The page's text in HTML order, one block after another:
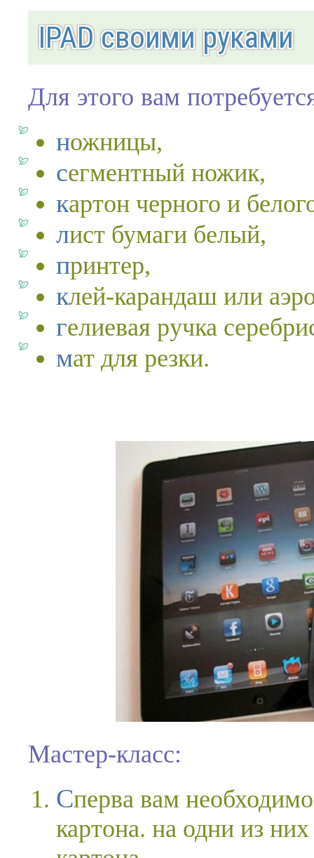
IPAD своими руками
Для этого вам
ножницы,
сегментный ножик,
картон черного и
лист бумаги белый,
принтер,
клей-карандаш или
гелиевая ручка
мат для резки.
Мастер-класс:
Сперва вам необходимо взять два листа черного
картона. на одни из